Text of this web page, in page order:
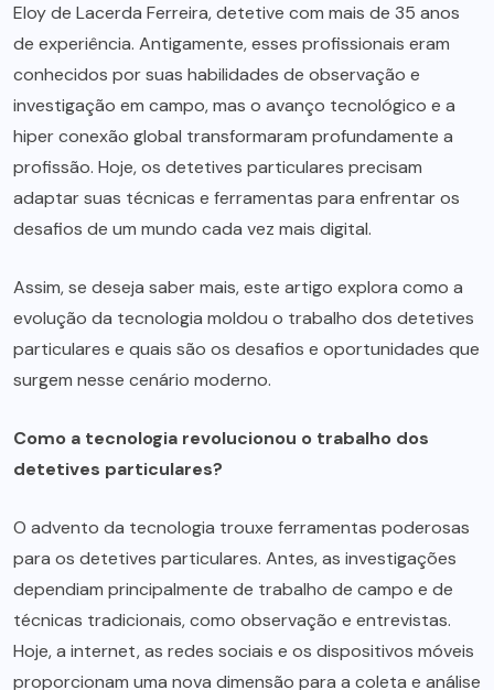
Eloy de Lacerda Ferreira, detetive com mais de 35 anos
de experiência. Antigamente, esses profissionais eram
conhecidos por suas habilidades de observação e
investigação em campo, mas o avanço tecnológico e a
hiper conexão global transformaram profundamente a
profissão. Hoje, os detetives particulares precisam
adaptar suas técnicas e ferramentas para enfrentar os
desafios de um mundo cada vez mais digital.
Assim, se deseja saber mais, este artigo explora como a
evolução da tecnologia moldou o trabalho dos detetives
particulares e quais são os desafios e oportunidades que
surgem nesse cenário moderno.
Como a tecnologia revolucionou o trabalho dos
detetives particulares?
O advento da tecnologia trouxe ferramentas poderosas
para os detetives particulares. Antes, as investigações
dependiam principalmente de trabalho de campo e de
técnicas tradicionais, como observação e entrevistas.
Hoje, a internet, as redes sociais e os dispositivos móveis
proporcionam uma nova dimensão para a coleta e análise